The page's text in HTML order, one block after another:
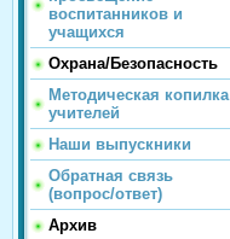
воспитанников и
учащихся
Охрана/Безопасность
Методическая копилка
учителей
Наши выпускники
Обратная связь
(вопрос/ответ)
Архив